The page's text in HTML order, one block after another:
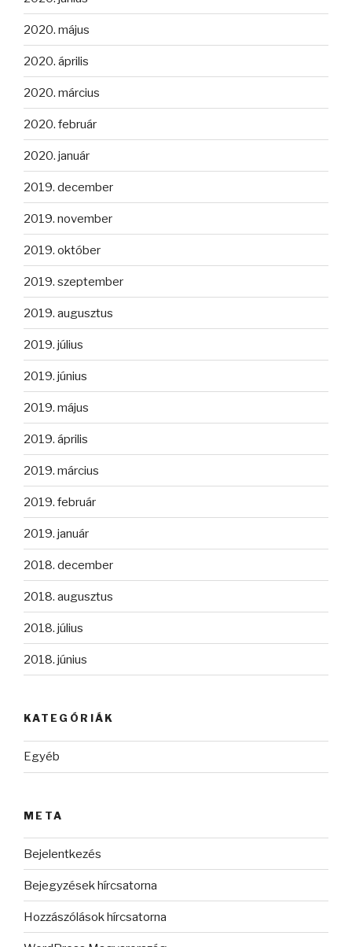
2020. május
2020. április
2020. március
2020. február
2020. január
2019. december
2019. november
2019. október
2019. szeptember
2019. augusztus
2019. július
2019. június
2019. május
2019. április
2019. március
2019. február
2019. január
2018. december
2018. augusztus
2018. július
2018. június
KATEGÓRIÁK
Egyéb
META
Bejelentkezés
Bejegyzések hírcsatorna
Hozzászólások hírcsatorna